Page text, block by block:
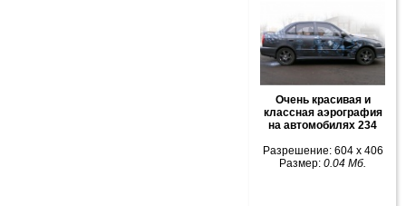
Очень красивая и
классная аэрография
на автомобилях 234
Разрешение: 604 x 406
Размер: 0.04 Мб.